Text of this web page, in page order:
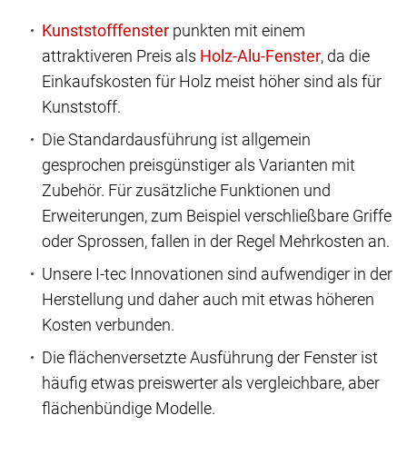
punkten mit einem
attraktiveren Preis als
, da die
Einkaufskosten für Holz meist höher sind als für
Kunststoff.
Die Standardausführung ist allgemein
gesprochen preisgünstiger als Varianten mit
Zubehör. Für zusätzliche Funktionen und
Erweiterungen, zum Beispiel verschließbare Griffe
oder Sprossen, fallen in der Regel Mehrkosten an.
Unsere I-tec Innovationen sind aufwendiger in der
Herstellung und daher auch mit etwas höheren
Kosten verbunden.
Die flächenversetzte Ausführung der Fenster ist
häufig etwas preiswerter als vergleichbare, aber
flächenbündige Modelle.